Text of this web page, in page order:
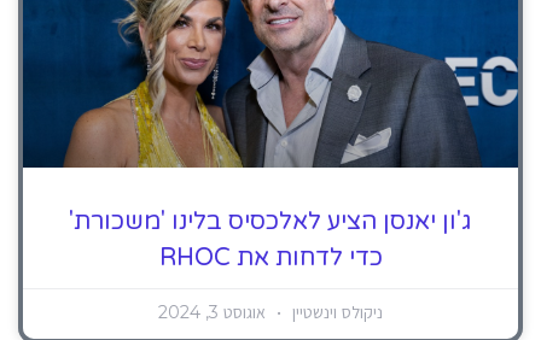
ג'ון יאנסן הציע לאלכסיס בלינו 'משכורת'
כדי לדחות את RHOC
ניקולס וינשטיין אוגוסט 3, 2024